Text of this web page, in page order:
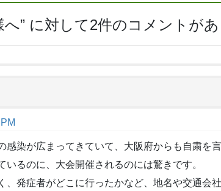
へ” に対して2件のコメントがあ
感染が広まってきていて、大阪府からも自粛を
いるのに、大会開催されるのには驚きです。
、発症者がどこに行ったかなど、地名や交通会